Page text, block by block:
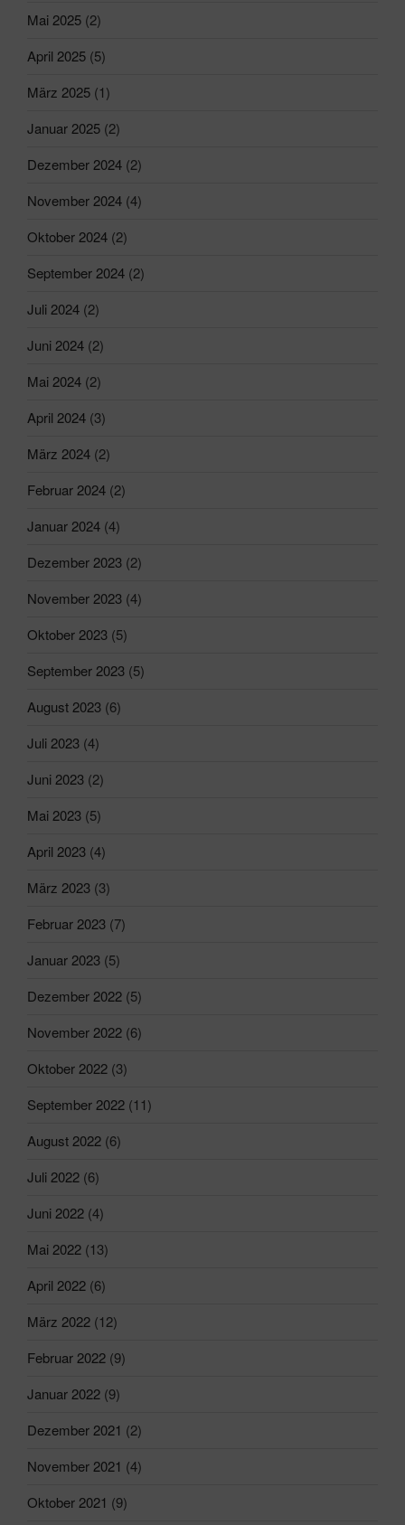
Mai 2025 (2)
April 2025 (5)
März 2025 (1)
Januar 2025 (2)
Dezember 2024 (2)
November 2024 (4)
Oktober 2024 (2)
September 2024 (2)
Juli 2024 (2)
Juni 2024 (2)
Mai 2024 (2)
April 2024 (3)
März 2024 (2)
Februar 2024 (2)
Januar 2024 (4)
Dezember 2023 (2)
November 2023 (4)
Oktober 2023 (5)
September 2023 (5)
August 2023 (6)
Juli 2023 (4)
Juni 2023 (2)
Mai 2023 (5)
April 2023 (4)
März 2023 (3)
Februar 2023 (7)
Januar 2023 (5)
Dezember 2022 (5)
November 2022 (6)
Oktober 2022 (3)
September 2022 (11)
August 2022 (6)
Juli 2022 (6)
Juni 2022 (4)
Mai 2022 (13)
April 2022 (6)
März 2022 (12)
Februar 2022 (9)
Januar 2022 (9)
Dezember 2021 (2)
November 2021 (4)
Oktober 2021 (9)